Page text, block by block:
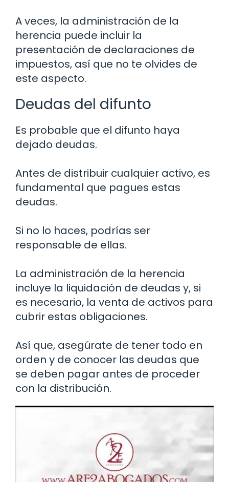
A veces, la administración de la
herencia puede incluir la
presentación de declaraciones de
impuestos, así que no te olvides de
este aspecto.
Deudas del difunto
Es probable que el difunto haya
dejado deudas.
Antes de distribuir cualquier activo, es
fundamental que pagues estas
deudas.
Si no lo haces, podrías ser
responsable de ellas.
La administración de la herencia
incluye la liquidación de deudas y, si
es necesario, la venta de activos para
cubrir estas obligaciones.
Así que, asegúrate de tener todo en
orden y de conocer las deudas que
se deben pagar antes de proceder
con la distribución.